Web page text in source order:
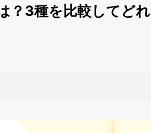
？3種を比較してどれ